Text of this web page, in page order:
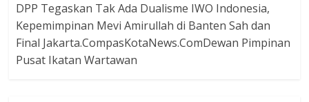
DPP Tegaskan Tak Ada Dualisme IWO Indonesia,
Kepemimpinan Mevi Amirullah di Banten Sah dan
Final Jakarta.CompasKotaNews.ComDewan Pimpinan
Pusat Ikatan Wartawan